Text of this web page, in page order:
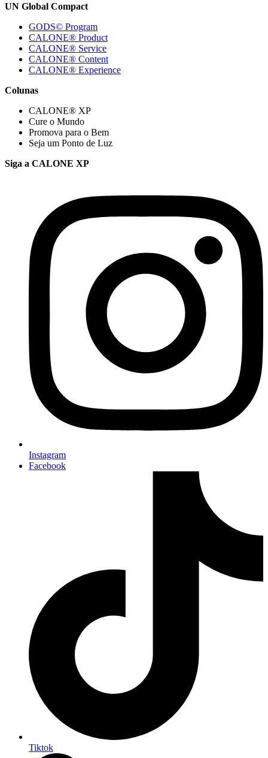
UN Global Compact
GODS© Program
CALONE® Product
CALONE® Service
CALONE® Content
CALONE® Experience
Colunas
CALONE® XP
Cure o Mundo
Promova para o Bem
Seja um Ponto de Luz
Siga a CALONE XP
Instagram
Facebook
Tiktok